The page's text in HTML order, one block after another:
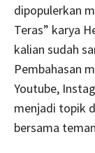
dipopulerkan
Teras” karya
kalian sudah
Pembahasan
Youtube,
menjadi topik
bersama